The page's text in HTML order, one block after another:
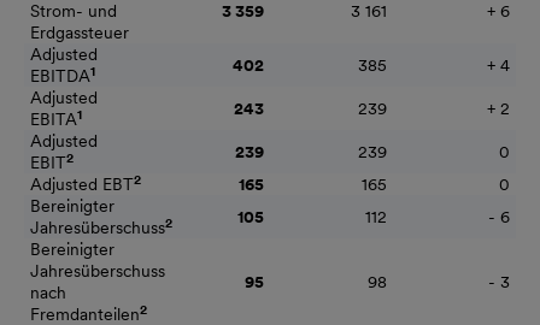
Strom- und
Erdgassteuer
3 359 3 161 + 6
Adjusted
EBITDA1 402 385
+ 4
Adjusted
EBITA1 243 239
+ 2
Adjusted
EBIT2 239 239
0
Adjusted EBT2 165 165
0
Bereinigter
Jahresüberschuss2 105 112
- 6
Bereinigter
Jahresüberschuss
nach
Fremdanteilen2
95 98 - 3